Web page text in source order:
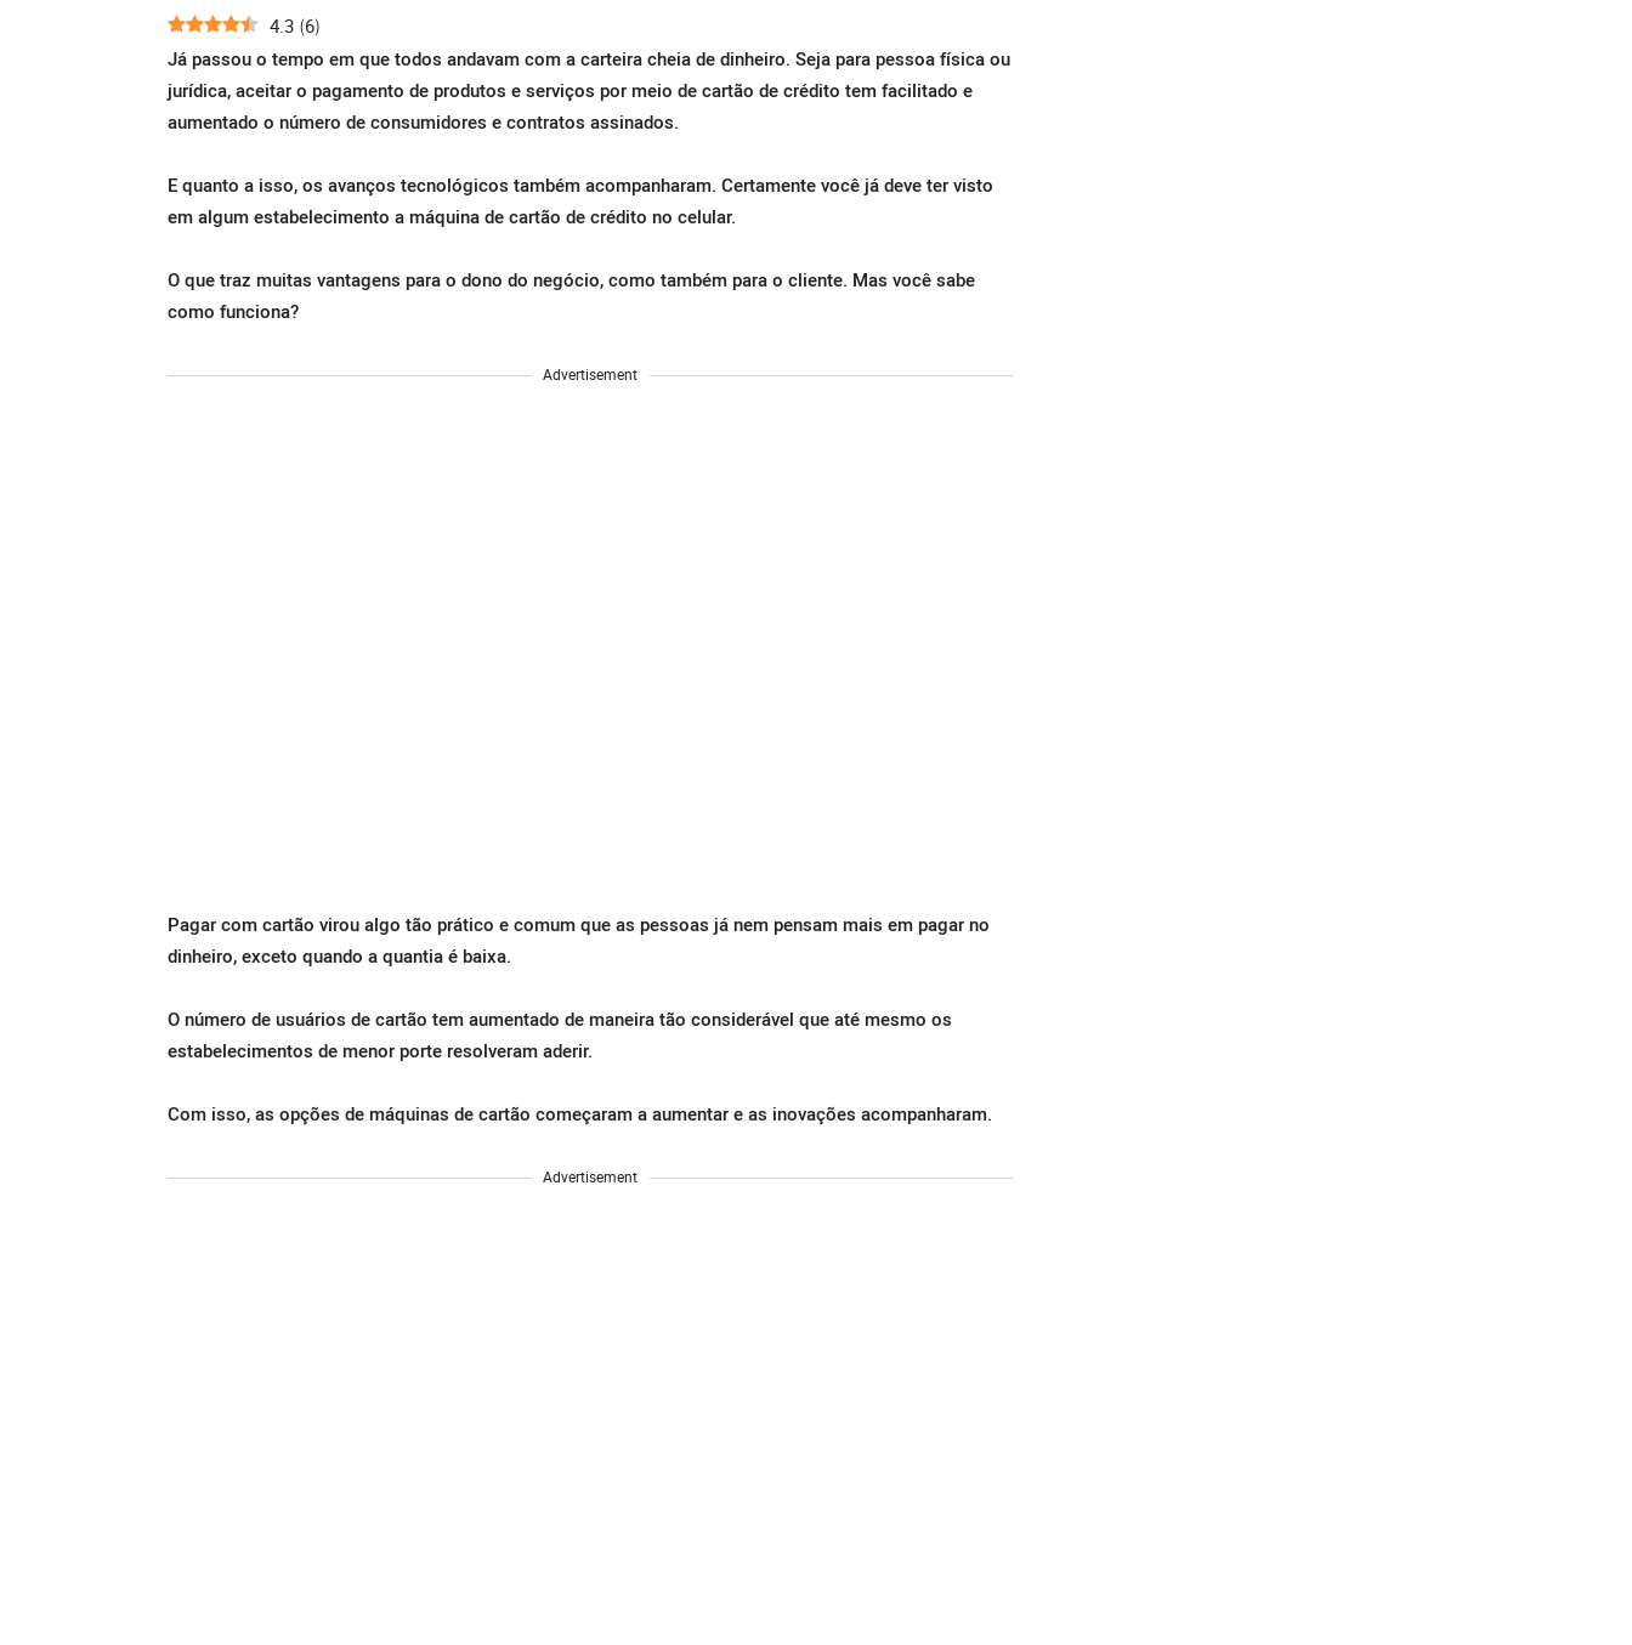
4.3 (6)
Já passou o tempo em que todos andavam com a carteira cheia de dinheiro. Seja para pessoa física ou
jurídica, aceitar o pagamento de produtos e serviços por meio de cartão de crédito tem facilitado e
aumentado o número de consumidores e contratos assinados.
E quanto a isso, os avanços tecnológicos também acompanharam. Certamente você já deve ter visto
em algum estabelecimento a máquina de cartão de crédito no celular.
O que traz muitas vantagens para o dono do negócio, como também para o cliente. Mas você sabe
como funciona?
Advertisement
Pagar com cartão virou algo tão prático e comum que as pessoas já nem pensam mais em pagar no
dinheiro, exceto quando a quantia é baixa.
O número de usuários de cartão tem aumentado de maneira tão considerável que até mesmo os
estabelecimentos de menor porte resolveram aderir.
Com isso, as opções de máquinas de cartão começaram a aumentar e as inovações acompanharam.
Advertisement